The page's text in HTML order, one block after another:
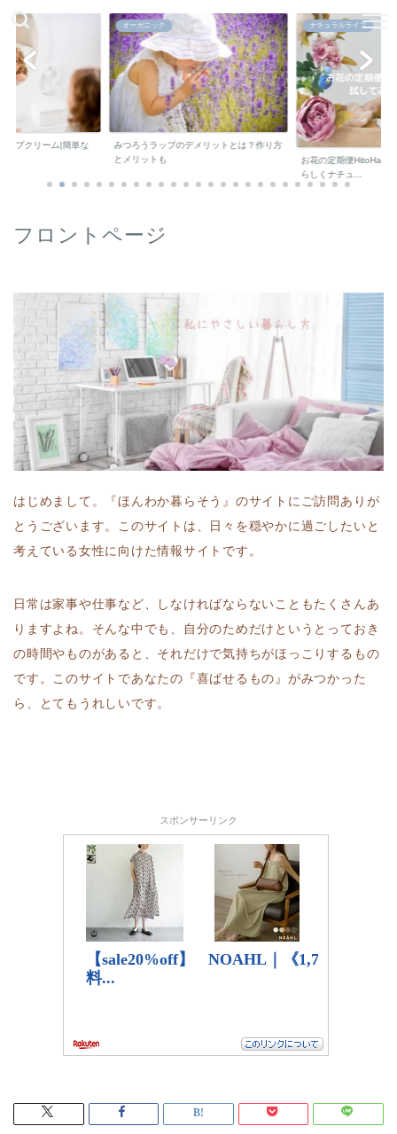
ップクリーム|簡単な
オーガニック
みつろうラップのデメリットとは？作り方
とメリットも
ナチュラルライフ
お花の定期便HitoHana
らしくナチュ...
フロントページ
はじめまして。『ほんわか暮らそう』のサイトにご訪問ありが
とうございます。このサイトは、日々を穏やかに過ごしたいと
考えている女性に向けた情報サイトです。
日常は家事や仕事など、しなければならないこともたくさんあ
りますよね。 そんな中でも、自分のためだけというとっておき
の時間やものがあると、それだけで気持ちがほっこりするもの
です。このサイトであなたの『喜ばせるもの』がみつかった
ら、とてもうれしいです。
スポンサーリンク